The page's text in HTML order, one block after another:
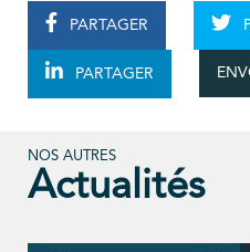
PARTAGER
PARTAGER
NOS AUTRES
Actualités